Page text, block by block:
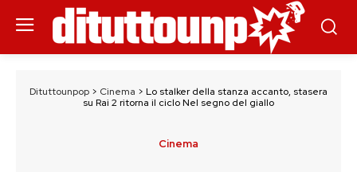
Dituttounpop > Cinema > Lo stalker della stanza accanto, stasera
su Rai 2 ritorna il ciclo Nel segno del giallo
Cinema